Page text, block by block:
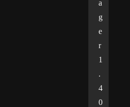
a
g
e
r
1
.
4
0